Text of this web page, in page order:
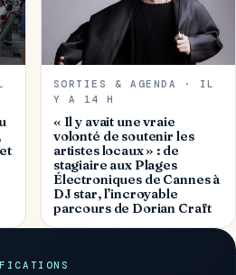
SORTIES & AGENDA · IL
Y A 14 H
« Il y avait une vraie
volonté de soutenir les
artistes locaux » : de
stagiaire aux Plages
Électroniques de Cannes à
DJ star, l’incroyable
parcours de Dorian Craft